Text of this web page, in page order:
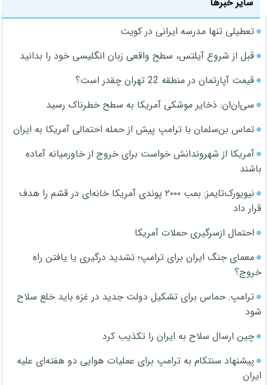
تعطیلی تنها مدرسه ایرانی در کویت
قبل از شروع آیلتس، سطح واقعی زبان انگلیسی خود را بدانید
قیمت آپارتمان در منطقه 22 تهران چقدر است؟
سی‌ان‌ان: ذخایر موشکی آمریکا به سطح خطرناک رسید
تماس بن‌سلمان با ترامپ پیش از حمله احتمالی آمریکا به ایران
آمریکا از شهروندانش خواست برای خروج از خاورمیانه آماده
باشند
نیویورک‌تایمز: بمب ۲۰۰۰ پوندی آمریکا خانه‌ای در قشم را هدف
قرار داد
احتمال ازسرگیری حملات آمریکا
معمای جنگ ایران برای ترامپ؛ تشدید درگیری یا یافتن راه
خروج؟
ترامپ: حماس برای تشکیل دولت جدید در غزه باید خلع سلاح
شود
چین ارسال سلاح به ایران را تکذیب کرد
پیشنهاد سنتکام به ترامپ برای عملیات هوایی دو هفته‌ای علیه
ایران